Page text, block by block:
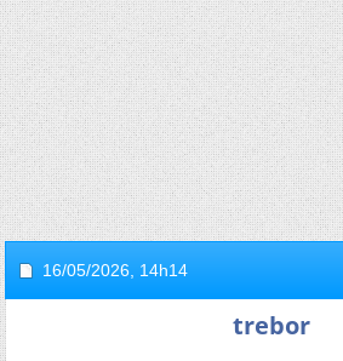
16/05/2026, 14h14
trebor